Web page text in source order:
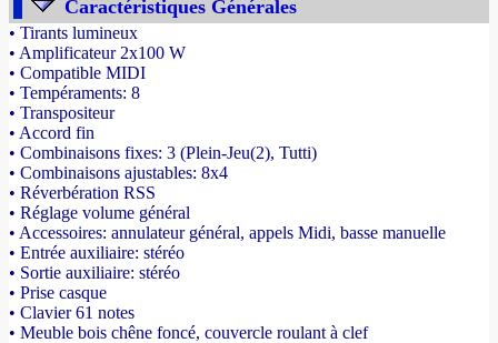
Caractéristiques Générales
• Tirants lumineux
• Amplificateur 2x100 W
• Compatible MIDI
• Tempéraments: 8
• Transpositeur
• Accord fin
• Combinaisons fixes: 3 (Plein-Jeu(2), Tutti)
• Combinaisons ajustables: 8x4
• Réverbération RSS
• Réglage volume général
• Accessoires: annulateur général, appels Midi, basse manuelle
• Entrée auxiliaire: stéréo
• Sortie auxiliaire: stéréo
• Prise casque
• Clavier 61 notes
• Meuble bois chêne foncé, couvercle roulant à clef